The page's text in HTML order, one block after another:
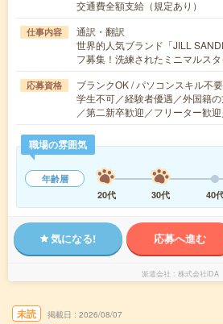
交通費全額支給（規定あり）
仕事内容
通訳・翻訳
世界的人気ブランド「JILL
フ募集！洗練されたミニマルス
応募資格
ブランクOK / パソコンスキル不要
学生不可／経験者優遇／外国籍
／第二新卒歓迎／フリーター歓
職場の雰囲気
年齢層
20代
30代 40
気になる! 応募へ進む
派遣会社 株式会社iDA
未読 掲載日 2026/08/07